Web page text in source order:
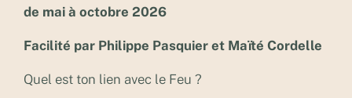
de mai à octobre 2026
Facilité par Philippe Pasquier et Maïté Cordelle
Quel est ton lien avec le Feu ?